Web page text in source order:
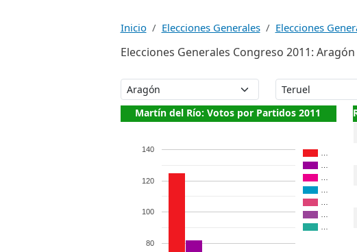
Inicio Elecciones Generales Elecciones
Elecciones Generales Congreso 2011:
Martín del Río: Votos por Partidos 2011
80
100
120
140